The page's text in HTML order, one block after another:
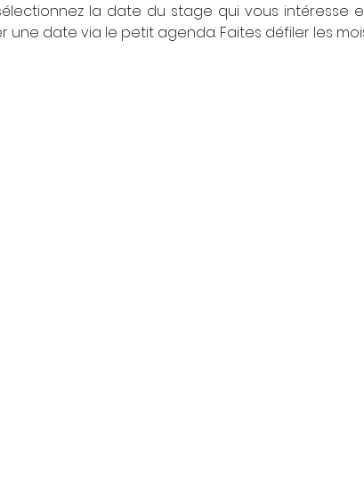
la date du stage qui vous intéresse
une date via le petit agenda. Faites défiler les